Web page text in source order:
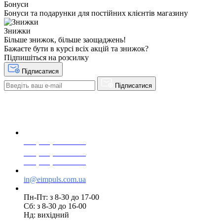
Бонуси
Бонуси та подарунки для постійних клієнтів магазину
Знижки
Більше знижок, більше заощаджень!
Бажаєте бути в курсі всіх акцій та знижок?
Підпишіться на розсилку
Підписатися
Підписатися
in@eimpuls.com.ua
Пн-Пт: з 8-30 до 17-00
Сб: з 8-30 до 16-00
Нд: вихідний